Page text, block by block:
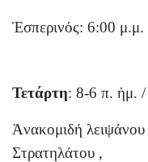
Ἑσπερινός: 6:00 μ.μ.
Τετάρτη: 8-6 π. ἡμ.
Ἀνακομιδή
Στρατηλάτου ,